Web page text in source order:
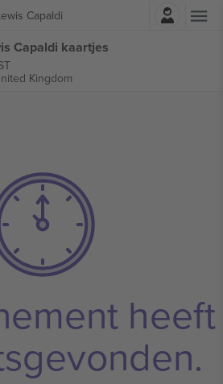
Capaldi
Capaldi kaartjes
Kingdom
heeft